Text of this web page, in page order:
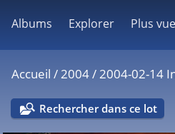
Albums Explorer Plus
Accueil /2004/2004-02-14
Rechercher dans ce lot